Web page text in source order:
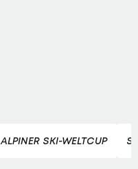
ALPINER SKI-WELTCUP